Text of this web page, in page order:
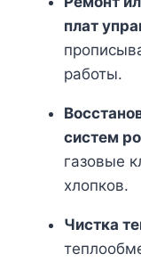
плат
работы.
систем
газовые
хлопков.
Чистка